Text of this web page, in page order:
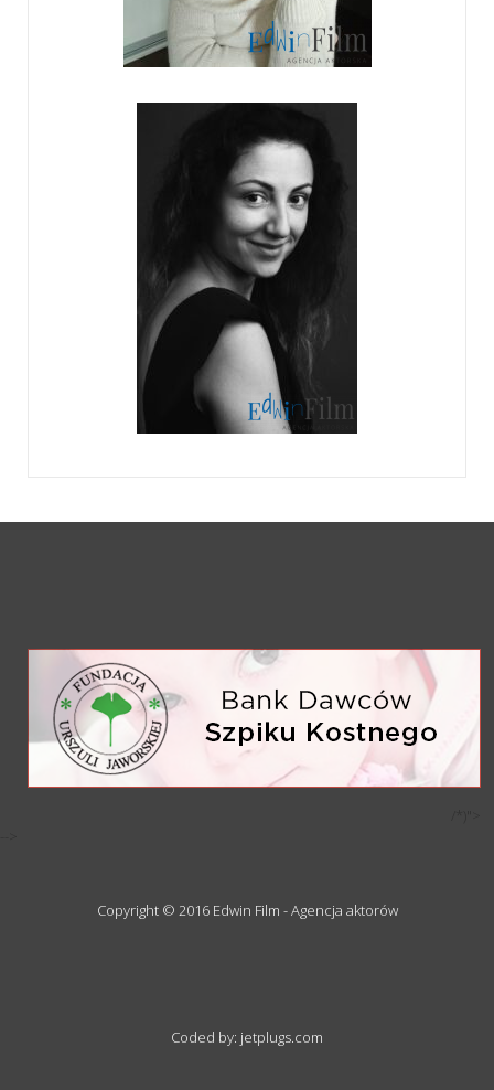
Copyright © 2016 Edwin Film - Agencja aktorów
Coded by: jetplugs.com